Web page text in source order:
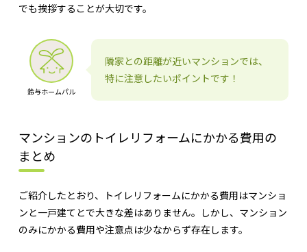
でも挨拶することが大切です。
鈴与ホームパル
隣家との距離が近いマンションでは、
特に注意したいポイントです！
マンションのトイレリフォームにかかる費用の
まとめ
ご紹介したとおり、トイレリフォームにかかる費用はマンショ
ンと一戸建てとで大きな差はありません。しかし、マンション
のみにかかる費用や注意点は少なからず存在します。